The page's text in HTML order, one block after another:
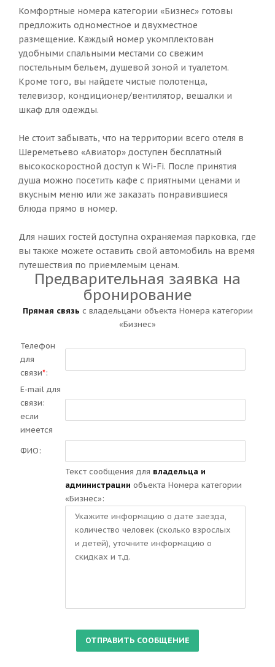
Комфортные номера категории «Бизнес» готовы
предложить одноместное и двухместное
размещение. Каждый номер укомплектован
удобными спальными местами со свежим
постельным бельем, душевой зоной и туалетом.
Кроме того, вы найдете чистые полотенца,
телевизор, кондиционер/вентилятор, вешалки и
шкаф для одежды.
Не стоит забывать, что на территории всего отеля в
Шереметьево «Авиатор» доступен бесплатный
высокоскоростной доступ к Wi-Fi. После принятия
душа можно посетить кафе с приятными ценами и
вкусным меню или же заказать понравившиеся
блюда прямо в номер.
Для наших гостей доступна охраняемая парковка, где
вы также можете оставить свой автомобиль на время
путешествия по приемлемым ценам.
Предварительная заявка на
бронирование
Прямая связь с владельцами объекта Номера категории
«Бизнес»
Телефон
для
связи*:
E-mail для
связи:
если
имеется
ФИО:
Текст сообщения для владельца и
администрации объекта Номера категории
«Бизнес»: